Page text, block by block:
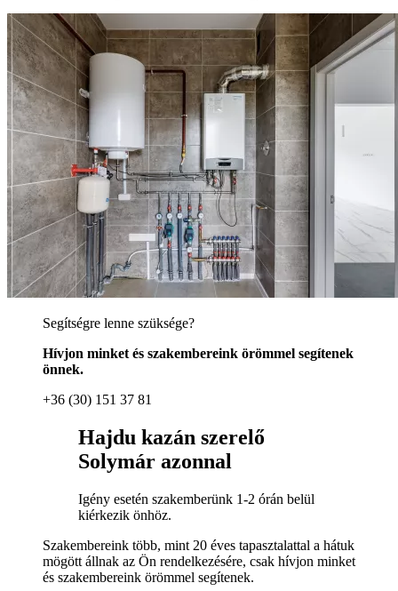
Segítségre lenne szüksége?
Hívjon minket és szakembereink örömmel segítenek
önnek.
+36 (30) 151 37 81
Hajdu kazán szerelő
Solymár azonnal
Igény esetén szakemberünk 1-2 órán belül
kiérkezik önhöz.
Szakembereink több, mint 20 éves tapasztalattal a hátuk
mögött állnak az Ön rendelkezésére, csak hívjon minket
és szakembereink örömmel segítenek.